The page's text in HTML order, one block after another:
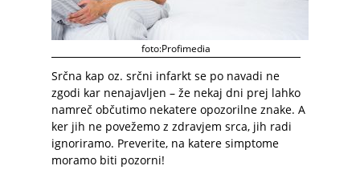
foto:Profimedia
Srčna kap oz. srčni infarkt se po navadi ne
zgodi kar nenajavljen – že nekaj dni prej lahko
namreč občutimo nekatere opozorilne znake. A
ker jih ne povežemo z zdravjem srca, jih radi
ignoriramo. Preverite, na katere simptome
moramo biti pozorni!